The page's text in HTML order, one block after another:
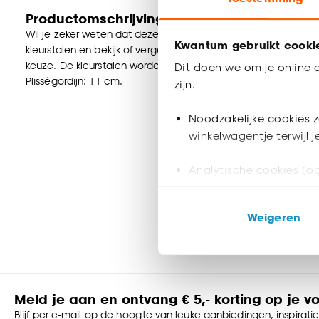
Kwantum gebruikt
Dit doen we om je online
zijn.
Noodzakelijke cookies
winkelwagentje terwijl
Analytische cookies
ook buiten de
Klik op ‘Ja, alles
Weigeren
Productomschrijving
Wil je zeker weten dat deze raamdecoratie bij de rest van
kleurstalen en bekijk of vergelijk eenvoudig welke
keuze. De kleurstalen worden binnen 2 à 3 werkdagen
Plisségordijn: 11 cm.
Meld je aan en ontvang € 5,- korting op je
Blijf per e-mail op de hoogte van leuke aanbiedingen,